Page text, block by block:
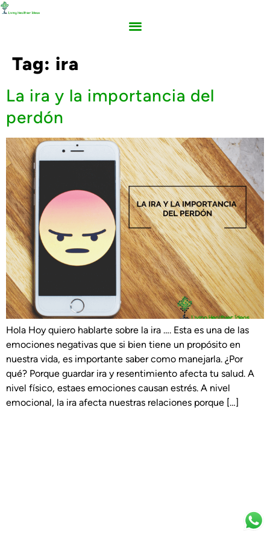
Tag: ira
La ira y la importancia del
perdón
Hola Hoy quiero hablarte sobre la ira …. Esta es una de las
emociones negativas que si bien tiene un propósito en
nuestra vida, es importante saber como manejarla. ¿Por
qué? Porque guardar ira y resentimiento afecta tu salud. A
nivel físico, estaes emociones causan estrés. A nivel
emocional, la ira afecta nuestras relaciones porque […]